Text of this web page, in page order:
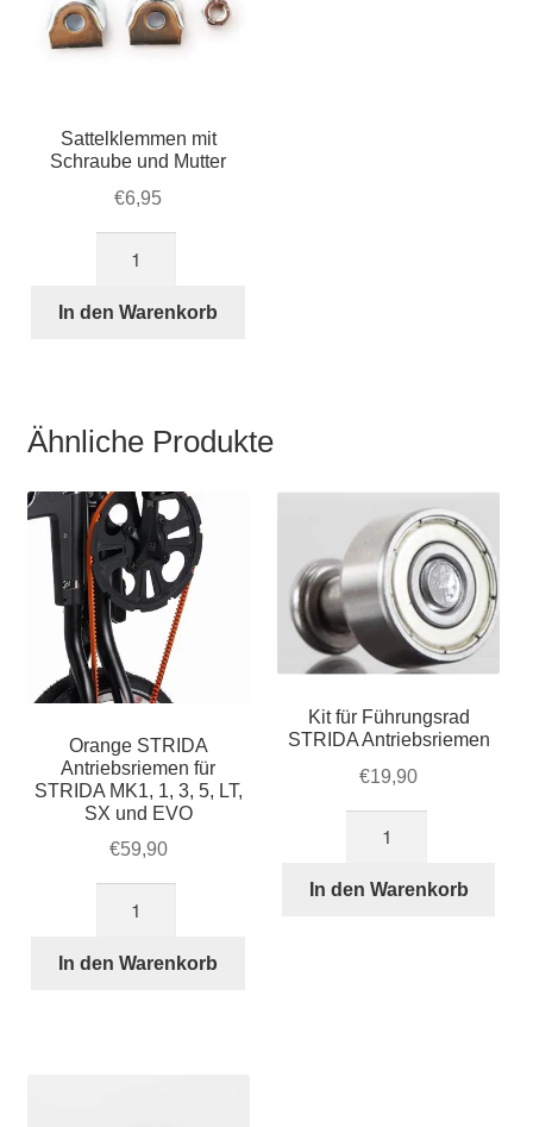
Sattelklemmen mit
Schraube und Mutter
€6,95
Schraube
In den Warenkorb
Ähnliche Produkte
Orange STRIDA
Antriebsriemen für
STRIDA MK1, 1, 3, 5, LT,
SX und EVO
€59,90
Antriebsriemen
In den Warenkorb
Kit für Führungsrad
STRIDA Antriebsriemen
€19,90
Führungsrad
In den Warenkorb